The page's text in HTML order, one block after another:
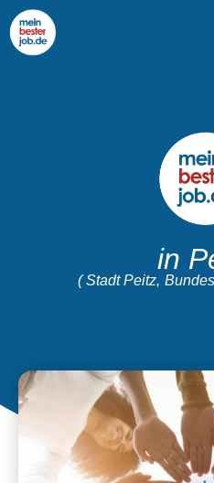
in
( Stadt Peitz,